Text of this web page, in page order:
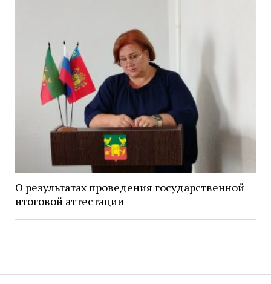
О результатах проведения государственной
итоговой аттестации